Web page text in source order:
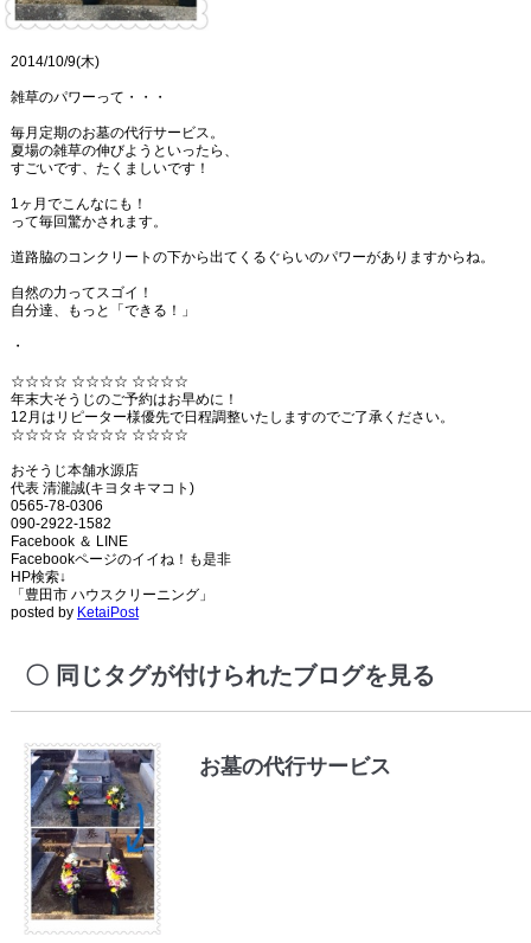
2014/10/9(木)
雑草のパワーって・・・
毎月定期のお墓の代行サービス。
夏場の雑草の伸びようといったら、
すごいです、たくましいです！
1ヶ月でこんなにも！
って毎回驚かされます。
道路脇のコンクリートの下から出てくるぐらいのパワーがありますからね。
自然の力ってスゴイ！
自分達、もっと「できる！」
・
☆☆☆☆ ☆☆☆☆ ☆☆☆☆
年末大そうじのご予約はお早めに！
12月はリピーター様優先で日程調整いたしますのでご了承ください。
☆☆☆☆ ☆☆☆☆ ☆☆☆☆
おそうじ本舗水源店
代表 清瀧誠(キヨタキマコト)
0565-78-0306
090-2922-1582
Facebook ＆ LINE
Facebookページのイイね！も是非
HP検索↓
「豊田市 ハウスクリーニング」
posted by KetaiPost
同じタグが付けられたブログを見る
お墓の代行サービス